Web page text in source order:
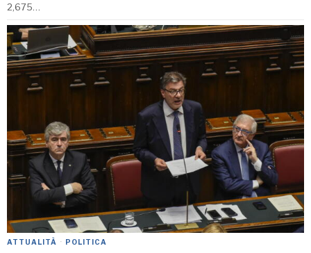
2,675…
ATTUALITÀ · POLITICA